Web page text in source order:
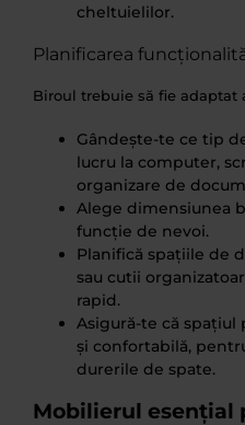
cheltuielilor.
Planificarea
Biroul trebuie să fie adaptat
Gândește-te ce tip
lucru la computer,
organizare de
Alege dimensiunea
funcție de nevoi.
Planifică spațiile de
sau cutii
rapid.
Asigură-te că
și confortabilă,
durerile de spate.
Mobilierul esențial